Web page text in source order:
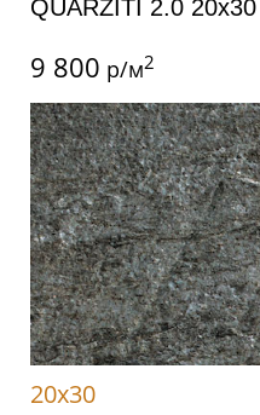
QUARZITI 2.0
9 800 р/м2
20x30